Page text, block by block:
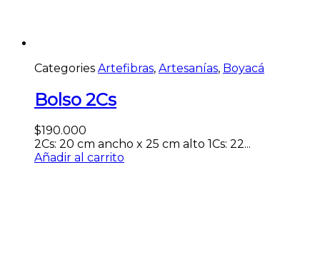
Categories Artefibras, Artesanías, Boyacá
Bolso 2Cs
$190.000
2Cs: 20 cm ancho x 25 cm alto 1Cs: 22...
Añadir al carrito